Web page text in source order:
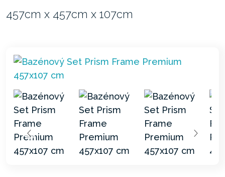
457cm x 457cm x 107cm